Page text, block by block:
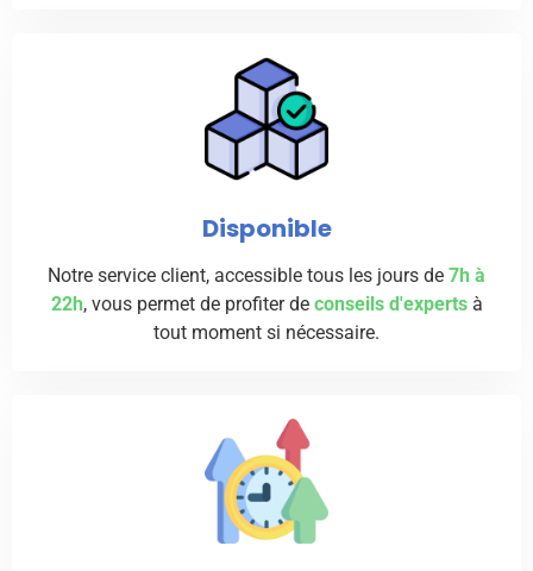
Disponible
Notre service client, accessible tous les jours de 7h à
22h, vous permet de profiter de conseils d'expertsà
tout moment si nécessaire.